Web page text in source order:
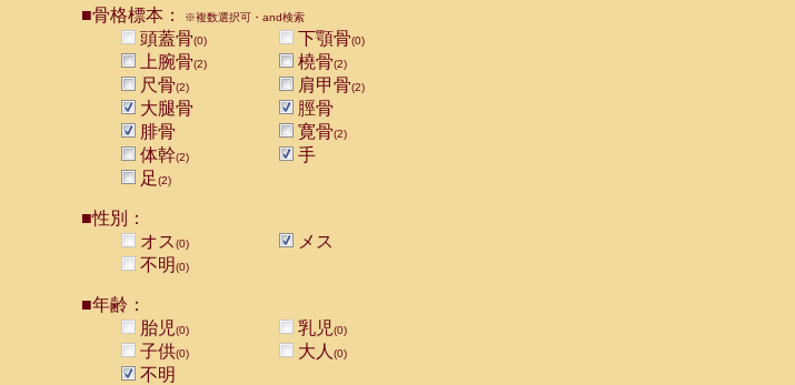
■骨格標本： ※複数選択可・and検索
頭蓋骨(0) 下顎骨(0)
上腕骨(2) 橈骨(2)
尺骨(2) 肩甲骨(2)
大腿骨
脛骨
腓骨
寛骨(2)
体幹(2)
手
足(2)
■性別：
オス(0)
メス
不明(0)
■年齢：
胎児(0) 乳児(0)
子供(0) 大人 (0)
不明